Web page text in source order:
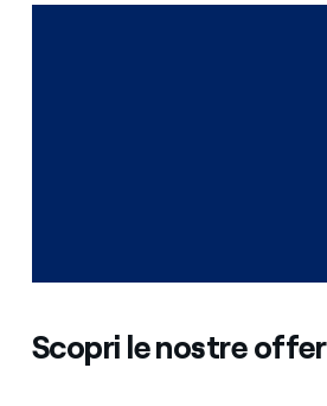
Scopri le nostre